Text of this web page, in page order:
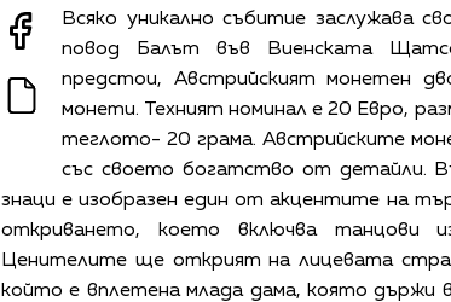
Всяко уникално събитие заслужава
повод Балът във Виенската
предстои, Австрийският монетен
монети. Техният номинал е 20 Евро,
теглото- 20 грама. Австрийските
със своето богатство от детайли.
знаци е изобразен един от акцентите на
откриването, което включва танцови
Ценителите ще открият на лицевата
който е вплетена млада дама, която държи